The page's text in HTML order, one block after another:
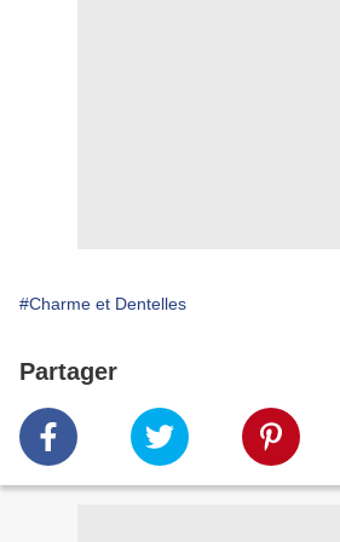
#Charme et Dentelles
Partager